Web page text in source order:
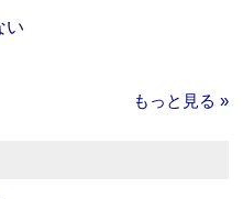
い
もっと見る »